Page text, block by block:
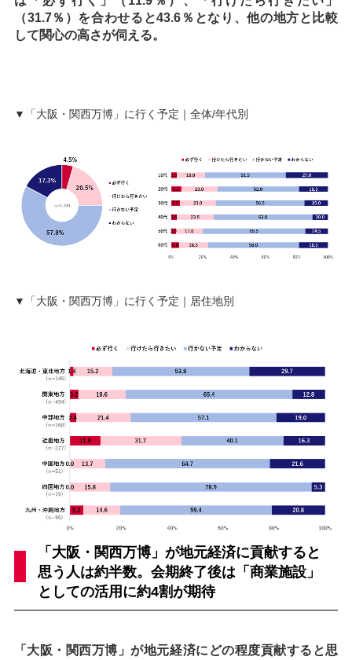
（31.7％）を合わせると43.6％となり、他の地方と比較
して関心の高さが伺える。
▼「大阪・関西万博」に行く予定｜全体/年代別
▼「大阪・関西万博」に行く予定｜居住地別
「大阪・関西万博」が地元経済に貢献すると
思う人は約半数。会期終了後は「商業施設」
としての活用に約4割が期待
「大阪・関西万博」が地元経済にどの程度貢献すると思